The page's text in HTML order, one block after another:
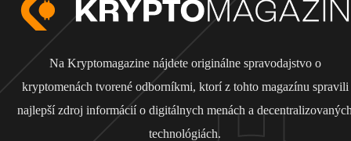
Na Kryptomagazine nájdete originálne spravodajstvo o
kryptomenách tvorené odborníkmi, ktorí z tohto magazínu spravili
najlepší zdroj informácií o digitálnych menách a
technológiách.